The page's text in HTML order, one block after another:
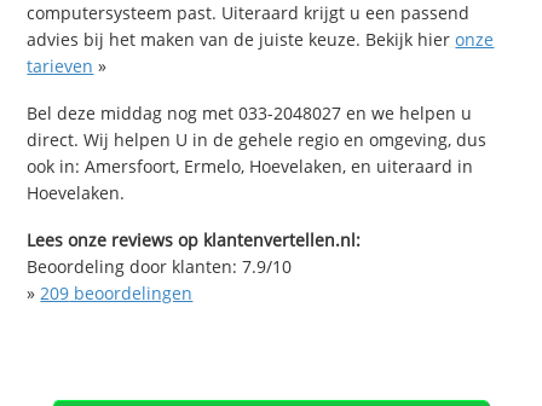
computersysteem past. Uiteraard krijgt u een passend
advies bij het maken van de juiste keuze. Bekijk hieronze
tarieven »
Bel deze middag nog met 033-2048027 en we helpen u
direct. Wij helpen U in de gehele regio en omgeving, dus
ook in: Amersfoort, Ermelo, Hoevelaken, en uiteraard in
Hoevelaken.
Lees onze reviews op klantenvertellen.nl:
Beoordeling door klanten:7.9/10
» 209 beoordelingen